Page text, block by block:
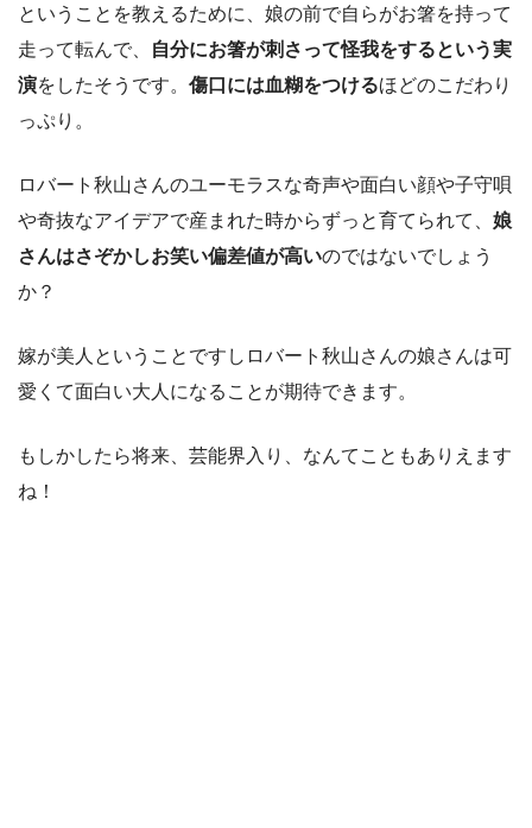
ということを教えるために、娘の前で自らがお箸を持って
走って転んで、
自分にお箸が刺さって怪我をするという実
演をしたそうです。 傷口には血糊をつけるほどのこだわり
っぷり。
ロバート秋山さんのユーモラスな奇声や面白い顔や子守唄
や奇抜なアイデアで産まれた時からずっと育てられて、 娘
さんはさぞかしお笑い偏差値が高いのではないでしょう
か？
嫁が美人ということですしロバート秋山さんの娘さんは可
愛くて面白い大人になることが期待できます。
もしかしたら将来、芸能界入り、なんてこともありえます
ね！